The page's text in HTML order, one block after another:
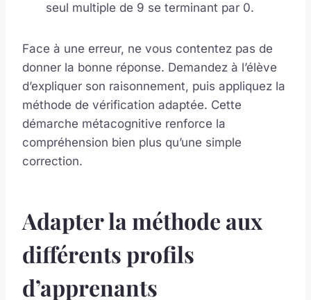
seul multiple de 9 se terminant par 0.
Face à une erreur, ne vous contentez pas de
donner la bonne réponse. Demandez à l’élève
d’expliquer son raisonnement, puis appliquez la
méthode de vérification adaptée. Cette
démarche métacognitive renforce la
compréhension bien plus qu’une simple
correction.
Adapter la méthode aux
différents profils
d’apprenants